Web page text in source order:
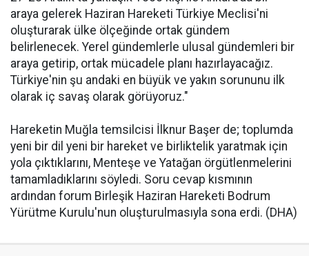
araya gelerek Haziran Hareketi Türkiye Meclisi'ni
oluşturarak ülke ölçeğinde ortak gündem
belirlenecek. Yerel gündemlerle ulusal gündemleri bir
araya getirip, ortak mücadele planı hazırlayacağız.
Türkiye'nin şu andaki en büyük ve yakın sorununu ilk
olarak iç savaş olarak görüyoruz."
Hareketin Muğla temsilcisi İlknur Başer de; toplumda
yeni bir dil yeni bir hareket ve birliktelik yaratmak için
yola çıktıklarını, Menteşe ve Yatağan örgütlenmelerini
tamamladıklarını söyledi. Soru cevap kısmının
ardından forum Birleşik Haziran Hareketi Bodrum
Yürütme Kurulu'nun oluşturulmasıyla sona erdi. (DHA)